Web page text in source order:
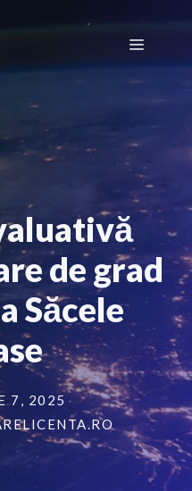
Meniu
de grad
Săcele
7, 2025